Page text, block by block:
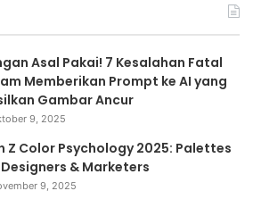
Asal Pakai! 7 Kesalahan Fatal
Memberikan Prompt ke AI yang
Gambar Ancur
9, 2025
Z Color Psychology 2025: Palettes
& Marketers
9, 2025